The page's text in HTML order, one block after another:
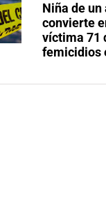
Niña de un
convierte
víctima 71
femicidios